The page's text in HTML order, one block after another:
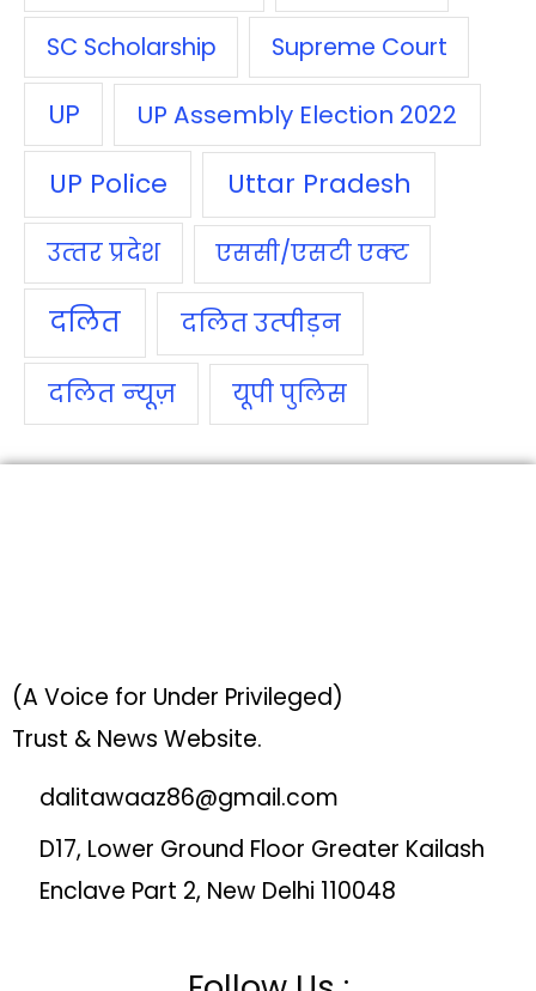
SC Scholarship Supreme Court
UP UP Assembly Election 2022
UP Police Uttar Pradesh
उत्‍तर प्रदेश एससी/एसटी एक्‍ट
दलित दलित उत्‍पीड़न
दलित न्‍यूज़ यूपी पुलिस
(A Voice for Under Privileged)
Trust & News Website.
dalitawaaz86@gmail.com
D17, Lower Ground Floor Greater Kailash
Enclave Part 2, New Delhi 110048